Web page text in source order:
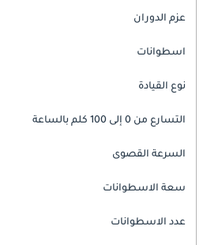
عزم الدوران
اسطوانات
نوع القيادة
التسارع من 0 إلى 100 كلم بالساعة
السرعة القصوى
سعة الاسطوانات
عدد الاسطوانات